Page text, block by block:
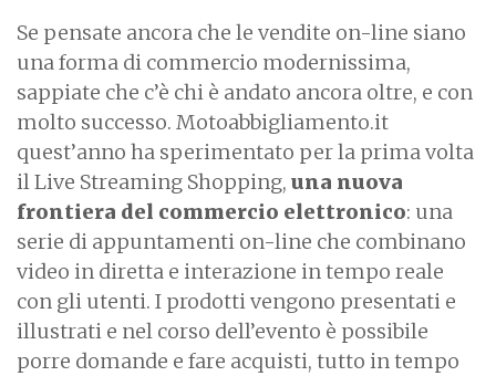
Se pensate ancora che le vendite on-line siano
una forma di commercio modernissima,
sappiate che c’è chi è andato ancora oltre, e con
molto successo. Motoabbigliamento.it
quest’anno ha sperimentato per la prima volta
il Live Streaming Shopping, una nuova
frontiera del commercio elettronico: una
serie di appuntamenti on-line che combinano
video in diretta e interazione in tempo reale
con gli utenti. I prodotti vengono presentati e
illustrati e nel corso dell’evento è possibile
porre domande e fare acquisti, tutto in tempo